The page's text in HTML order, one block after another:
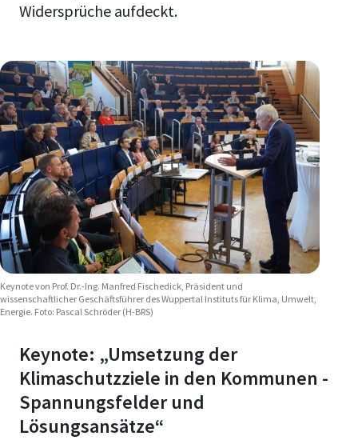
Widersprüche aufdeckt.
Keynote von Prof. Dr.-Ing. Manfred Fischedick, Präsident und
wissenschaftlicher Geschäftsführer des Wuppertal Instituts für Klima, Umwelt,
Energie. Foto: Pascal Schröder (H-BRS)
Keynote: „Umsetzung der
Klimaschutzziele in den Kommunen -
Spannungsfelder und
Lösungsansätze“